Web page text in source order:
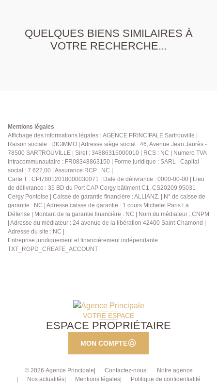
QUELQUES BIENS SIMILAIRES À
VOTRE RECHERCHE...
Mentions légales
Affichage des informations légales : AGENCE PRINCIPALE Sartrouville |
Raison sociale : DIGIMMO | Adresse siège social : 46, Avenue Jean Jaurès -
78500 SARTROUVILLE | Siret : 34886315000010 | RCS : NC | Numero TVA
Intracommunautaire : FR08348863150 | Forme juridique : SARL | Capital
social : 7 622,00 | Assurance RCP : NC |
Carte T : CPI78012018000030071 | Date de délivrance : 0000-00-00 | Lieu
de délivrance : 35 BD du Port CAP Cergy bâtiment C1, CS20209 95031
Cergy Pontoise | Caisse de garantie financière : ALLIANZ. | N° de caisse de
garantie : NC | Adresse caisse de garantie : 1 cours Michelet Paris La
Défense | Montant de la garantie financière : NC | Nom du médiateur : CNPM
| Adresse du médiateur : 24 avenue de la libération 42400 Saint-Chamond |
Adresse du site : NC |
Entreprise juridiquement et financièrement indépendante
TXT_RGPD_CREATE_ACCOUNT
VOTRE ESPACE
ESPACE PROPRIÉTAIRE
MON COMPTE
© 2026 Agence Principale Contactez-nous
Notre agence
Nos actualités
Mentions légales Politique de confidentialité